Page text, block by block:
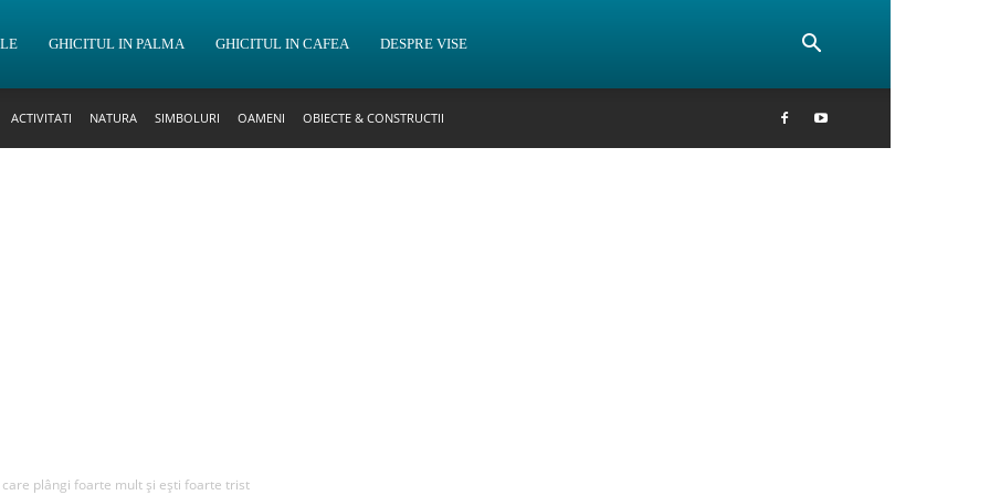
GHICITUL IN PALMA GHICITUL IN CAFEA DESPRE VISE
ACTIVITATI NATURA SIMBOLURI OAMENI OBIECTE & CONSTRUCTII
plângi foarte mult și ești foarte trist